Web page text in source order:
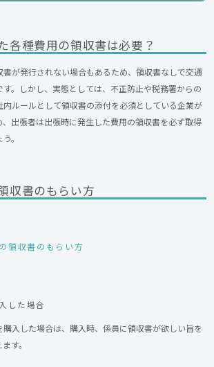
各種費用の領収書は必要？
が発行されない場合もあるため、領収書なしで交通
。しかし、実態としては、不正防止や税務署からの
ルールとして領収書の添付を必須としている企業が
出張者は出張時に発生した費用の領収書を必ず取得
。
収書のもらい方
領収書のもらい方
した場合
購入した場合は、購入時、係員に領収書が欲しい旨を
す。